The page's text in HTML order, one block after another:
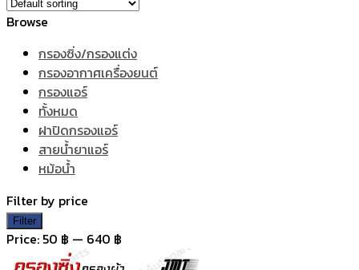
Browse
กรองซิ่ง/กรองแต่ง
กรองอากาศเครื่องยนต์
กรองแอร์
ทั้งหมด
ฝาปิดกรองแอร์
สายน้ำยาแอร์
หม้อน้ำ
Filter by price
Min
price
Max
price
Filter
Price: 50 ฿ — 640 ฿